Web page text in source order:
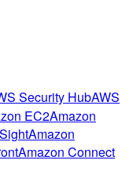
Security HubAWS
EC2Amazon
Amazon
Amazon Connect